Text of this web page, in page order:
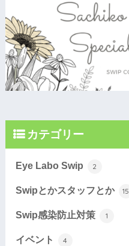
カテゴリー
Eye Labo Swip 2
Swipとかスタッフとか 15
Swip感染防止対策 1
イベント 4